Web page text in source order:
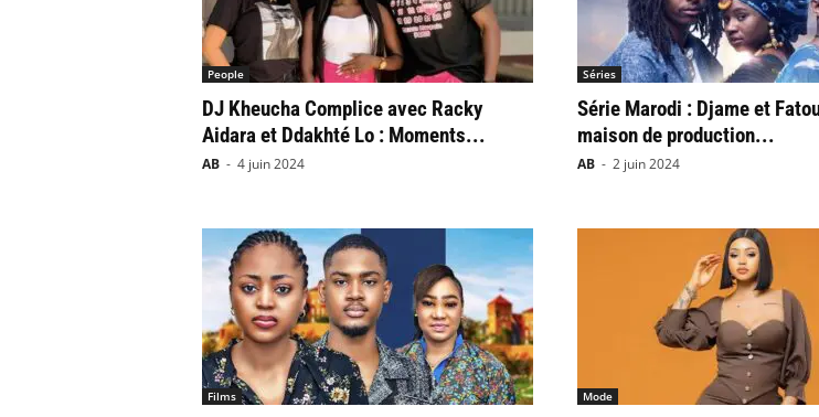
People
DJ Kheucha Complice avec Racky
Aidara et Ddakhté Lo : Moments...
AB - 4 juin 2024
Séries
Série Marodi : Djame et
maison de production...
AB - 2 juin 2024
Films Mode